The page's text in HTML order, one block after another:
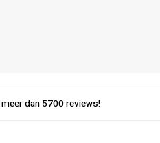
meer dan 5700 reviews!